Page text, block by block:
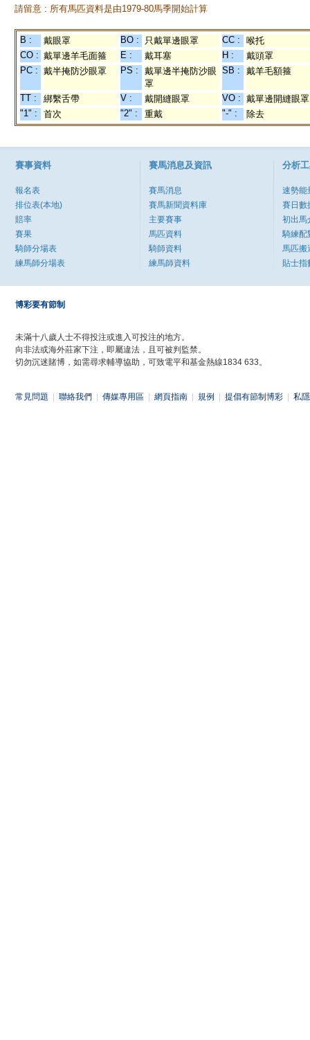
請留意 : 所有馬匹資料是由1979-80馬季開始計算
B : 戴眼罩 BO : 只戴單邊眼罩 CC :
喉托
CO : 戴單邊羊毛面箍 E : 戴耳塞 H :
戴頭罩
PC : 戴半掩防沙眼罩 PS :
戴單邊半掩防沙眼
罩
SB : 戴羊毛額箍
TT : 綁繫舌帶 V : 戴開縫眼罩 VO : 戴單邊開縫眼罩
"1" :
首次 "2" : 重戴 "-" : 除去
賽事資料
報名表
排位表(本地)
賠率
賽果
騎師分場表
練馬師分場表
賽馬消息及資訊
賽馬消息
賽馬新聞資料庫
主要賽事
馬匹資料
騎師資料
練馬師資料
分析
速勢能
賽日數
初出馬
騎練配
馬匹搬
貼士指
博彩要有節制
未滿十八歲人士不得投注或進入可投注的地方。
向非法或海外莊家下注，即屬違法，且可被判監禁。
切勿沉迷賭博，如需尋求輔導協助，可致電平和基金熱線1834 633。
常見問題 聯絡我們 傳媒專用區 網頁指南 規例 提倡有節制博彩 私